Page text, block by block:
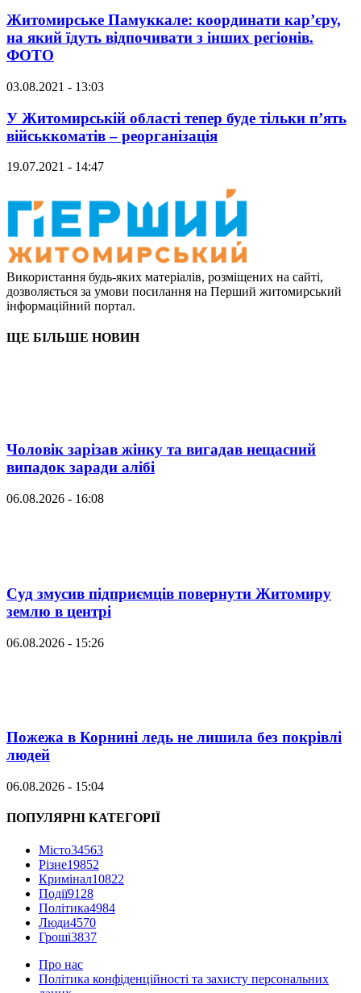
Житомирське Памуккале: координати кар’єру,
на який їдуть відпочивати з інших регіонів.
ФОТО
03.08.2021 - 13:03
У Житомирській області тепер буде тільки п’ять
військкоматів – реорганізація
19.07.2021 - 14:47
Використання будь-яких матеріалів, розміщених на сайті,
дозволяється за умови посилання на Перший житомирський
інформаційний портал.
ЩЕ БІЛЬШЕ НОВИН
Чоловік зарізав жінку та вигадав нещасний
випадок заради алібі
06.08.2026 - 16:08
Суд змусив підприємців повернути Житомиру
землю в центрі
06.08.2026 - 15:26
Пожежа в Корнині ледь не лишила без покрівлі
людей
06.08.2026 - 15:04
ПОПУЛЯРНІ КАТЕГОРІЇ
Місто34563
Різне19852
Кримінал10822
Події9128
Політика4984
Люди4570
Гроші3837
Про нас
Політика конфіденційності та захисту персональних